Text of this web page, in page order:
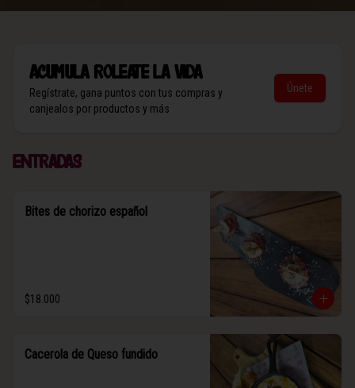
AcumulaRoleate la vida
Regístrate, gana puntos con tus compras y
canjealos por productos y más
Únete
Entradas
Bites de chorizo español
$18.000
Cacerola de Queso fundido